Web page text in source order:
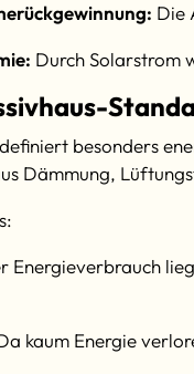
Die
Durch Solarstrom
besonders
Dämmung,
Energieverbrauch
kaum Energie